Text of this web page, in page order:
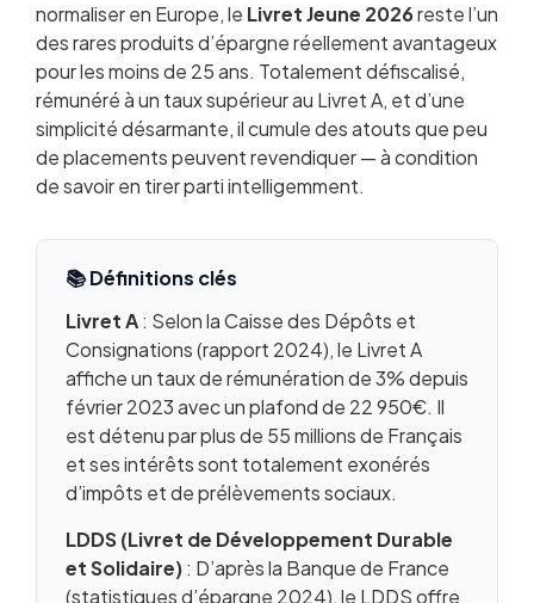
Taux du Livret Jeune en 2026 : état des lieux
Conditions d’éligibilité : qui peut en ouvrir un ?
Plafond et fiscalité : l’avantage fiscal méconnu
Meilleures offres 2026 : comparatif des
banques
Comment ouvrir un Livret Jeune en 2026 ?
Livret Jeune vs Livret A : lequel choisir ?
jeunes
Stratégies pour tirer le maximum de son Livret
Après 25 ans : préparer la transition financière
Livret Jeune pour les mineurs : le rôle des
parents
Les erreurs à éviter avec le Livret Jeune
Questions fréquentes
normaliser en Europe, le Livret Jeune 2026reste l’un
des rares produits d’épargne réellement avantageux
pour les moins de 25 ans. Totalement défiscalisé,
rémunéré à un taux supérieur au Livret A, et d’une
simplicité désarmante, il cumule des atouts que peu
de placements peuvent revendiquer — à condition
de savoir en tirer parti intelligemment.
📚 Définitions clés
Livret A: Selon la Caisse des Dépôts et
Consignations (rapport 2024), le Livret A
affiche un taux de rémunération de 3% depuis
février 2023 avec un plafond de 22 950€. Il
est détenu par plus de 55 millions de Français
et ses intérêts sont totalement exonérés
d’impôts et de prélèvements sociaux.
LDDS (Livret de Développement Durable
et Solidaire): D’après la Banque de France
(statistiques d’épargne 2024), le LDDS offre